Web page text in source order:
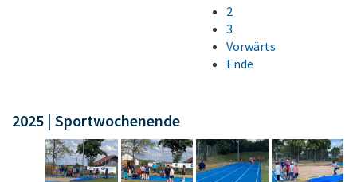
2
3
Vorwärts
Ende
2025 | Sportwochenende